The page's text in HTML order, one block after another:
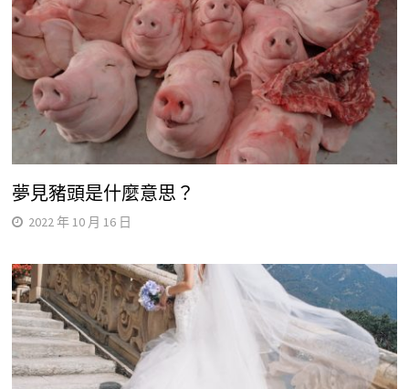
夢見豬頭是什麼意思？
2022 年 10 月 16 日